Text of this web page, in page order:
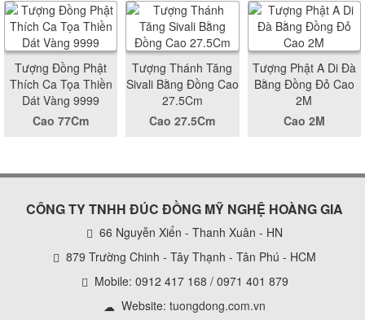
Tượng Đồng Phật
Thích Ca Tọa Thiền
Dát Vàng 9999
Cao 77Cm
Tượng Thánh Tăng
Sivali Bằng Đồng Cao
27.5Cm
Cao 27.5Cm
Tượng Phật A Di Đà
Bằng Đồng Đỏ Cao
2M
Cao 2M
CÔNG TY TNHH ĐÚC ĐỒNG MỸ NGHỆ HOÀNG GIA
66 Nguyễn Xiển - Thanh Xuân - HN
879 Trường Chinh - Tây Thạnh - Tân Phú - HCM
Mobile: 0912 417 168 / 0971 401 879
Website: tuongdong.com.vn